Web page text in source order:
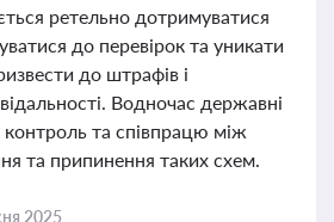
ретельно дотримуватися
до перевірок та уникати
до штрафів і
Водночас державні
та співпрацю між
та припинення таких схем.
2025